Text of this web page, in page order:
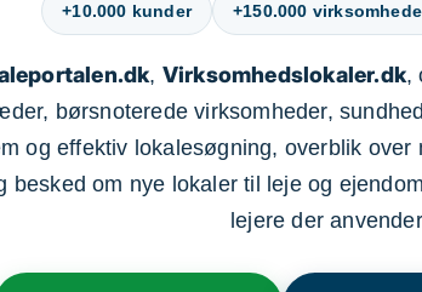
+10.000 kunder +150.000
, Virksomhedslokaler.dk,
børsnoterede virksomheder,
og effektiv lokalesøgning, overblik
besked om nye lokaler til leje og
lejere der